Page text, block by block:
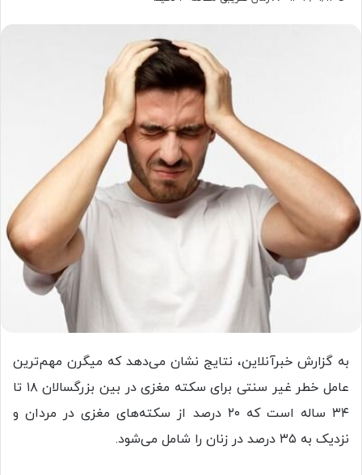
به گزارش خبرآنلاين، نتایج نشان می‌دهد که میگرن مهم‌ترین
عامل خطر غیر سنتی برای سکته مغزی در بین بزرگسالان ۱۸ تا
۳۴ ساله است که ۲۰ درصد از سکته‌های مغزی در مردان و
نزدیک به ۳۵ درصد در زنان را شامل می‌شود.